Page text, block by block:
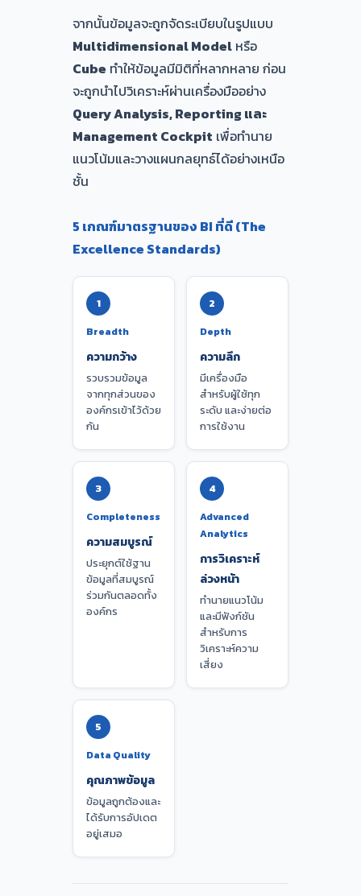
จากนั้นข้อมูลจะถูกจัดระเบียบในรูปแบบ
Multidimensional Model หรือ
Cube ทำให้ข้อมูลมีมิติที่หลากหลาย ก่อน
จะถูกนำไปวิเคราะห์ผ่านเครื่องมืออย่าง
Query Analysis, Reporting และ
Management Cockpit เพื่อทำนาย
แนวโน้มและวางแผนกลยุทธ์ได้อย่างเหนือ
ชั้น
5 เกณฑ์มาตรฐานของ BI ที่ดี (The
Excellence Standards)
1
Breadth
ความกว้าง
รวบรวมข้อมูล
จากทุกส่วนของ
องค์กรเข้าไว้ด้วย
กัน
2
Depth
ความลึก
มีเครื่องมือ
สำหรับผู้ใช้ทุก
ระดับ และง่ายต่อ
การใช้งาน
3
Completeness
ความสมบูรณ์
ประยุกต์ใช้ฐาน
ข้อมูลที่สมบูรณ์
ร่วมกันตลอดทั้ง
องค์กร
4
Advanced
Analytics
การวิเคราะห์
ล่วงหน้า
ทำนายแนวโน้ม
และมีฟังก์ชัน
สำหรับการ
วิเคราะห์ความ
เสี่ยง
5
Data Quality
คุณภาพข้อมูล
ข้อมูลถูกต้องและ
ได้รับการอัปเดต
อยู่เสมอ